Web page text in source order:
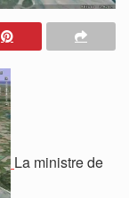
La ministre de